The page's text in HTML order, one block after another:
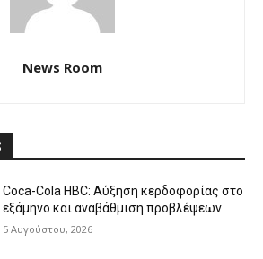
News Room
Coca-Cola HBC: Αύξηση κερδοφορίας στο
εξάμηνο και αναβάθμιση προβλέψεων
5 Αυγούστου, 2026